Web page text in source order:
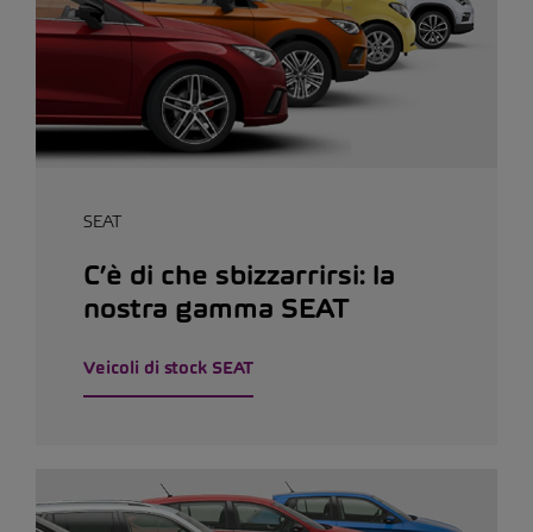
SEAT
C’è di che sbizzarrirsi: la
nostra gamma SEAT
Veicoli di stock SEAT